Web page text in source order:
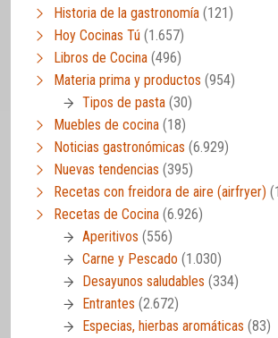
Historia de la gastronomía (121)
Hoy Cocinas Tú (1.657)
Libros de Cocina (496)
Materia prima y productos (954)
Tipos de pasta (30)
Muebles de cocina (18)
Noticias gastronómicas (6.929)
Nuevas tendencias (395)
Recetas con freidora de aire (airfryer)
Recetas de Cocina (6.926)
Aperitivos (556)
Carne y Pescado (1.030)
Desayunos saludables (334)
Entrantes (2.672)
Especias, hierbas aromáticas (83)